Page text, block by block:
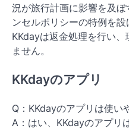
況が旅行計画に影響を及
ンセルポリシーの特例を
KKdayは返金処理を行い
ません。
KKdayのアプリ
Q：KKdayのアプリは使い
A：はい、KKdayのアプリ